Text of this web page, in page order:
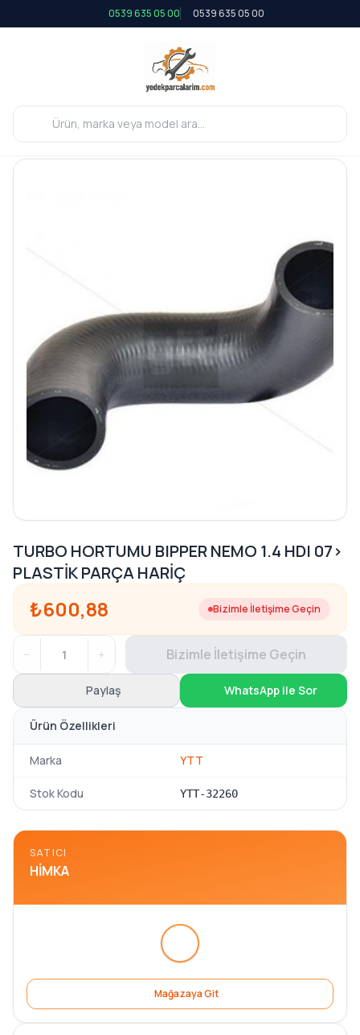
0539 635 05 00 0539 635 05 00
TURBO HORTUMU BIPPER NEMO 1.4 HDI 07>
PLASTİK PARÇA HARİÇ
₺600,88 Bizimle İletişime Geçin
− + Bizimle İletişime Geçin
Paylaş WhatsApp ile Sor
Ürün Özellikleri
Marka YTT
Stok Kodu YTT-32260
SATICI
HIMKA
Mağazaya Git